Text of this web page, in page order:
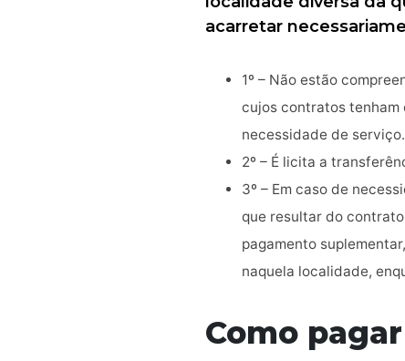
acarretar
1º – Não estão
cujos contratos
necessidade de serviço.
2º – É licita a
3º – Em caso de
que resultar do
pagamento
naquela localidade,
Como